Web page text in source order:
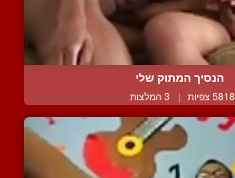
הנסיך המתוק שלי
5818 צפיות | 3 המלצות